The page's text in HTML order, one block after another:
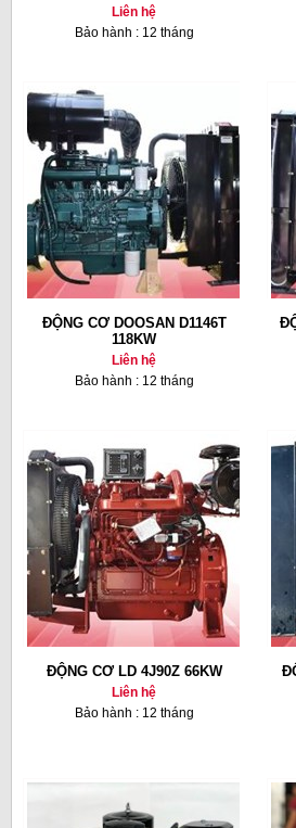
Liên hệ
Bảo hành : 12 tháng
ĐỘNG CƠ DOOSAN D1146T
118KW
Liên hệ
Bảo hành : 12 tháng
ĐỘNG CƠ LD 4J90Z 66KW
Liên hệ
Bảo hành : 12 tháng